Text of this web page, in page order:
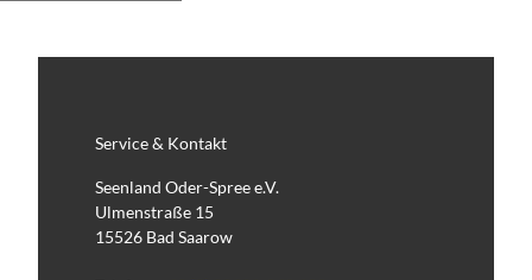
Service & Kontakt
Seenland Oder-Spree e.V.
Ulmenstraße 15
15526 Bad Saarow